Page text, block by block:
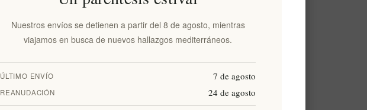
Nuestros envíos se detienen a partir del 8 de agosto, mientras
viajamos en busca de nuevos hallazgos mediterráneos.
ÚLTIMO ENVÍO 7 de agosto
REANUDACIÓN 24 de agosto